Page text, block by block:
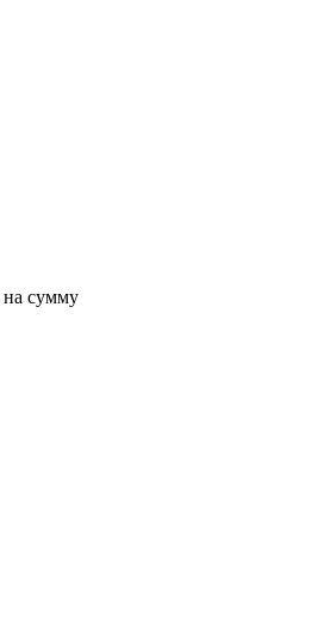
на сумму